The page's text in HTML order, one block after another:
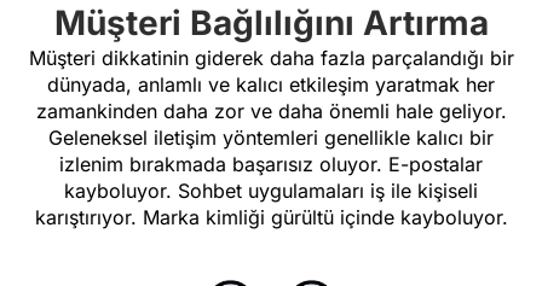
Müşteri Bağlılığını Artırma
Müşteri dikkatinin giderek daha fazla parçalandığı bir
dünyada, anlamlı ve kalıcı etkileşim yaratmak her
zamankinden daha zor ve daha önemli hale geliyor.
Geleneksel iletişim yöntemleri genellikle kalıcı bir
izlenim bırakmada başarısız oluyor. E-postalar
kayboluyor. Sohbet uygulamaları iş ile kişiseli
karıştırıyor. Marka kimliği gürültü içinde kayboluyor.